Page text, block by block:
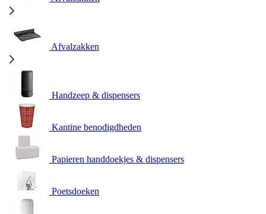
Afvalzakken
Handzeep & dispensers
Kantine benodigdheden
Papieren handdoekjes & dispensers
Poetsdoeken